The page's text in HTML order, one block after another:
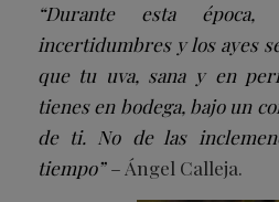
“Durante esta
incertidumbres y los ayes
que tu uva, sana y en
tienes en bodega, bajo un
de ti. No de las
tiempo” – Ángel Calleja.